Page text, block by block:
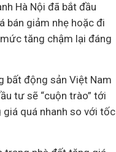
Hà Nội đã bắt đầu
bán giảm nhẹ hoặc đi
tăng chậm lại đáng
bất động sản Việt Nam
tư sẽ “cuộn trào” tới
quá nhanh so với tốc